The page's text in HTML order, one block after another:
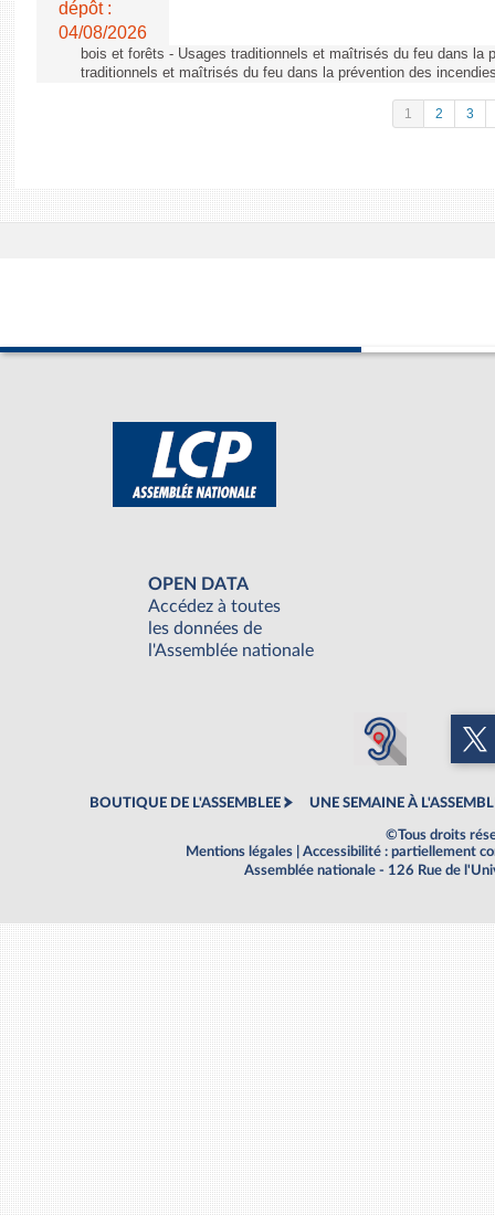
dépôt :
04/08/2026
bois et forêts - Usages traditionnels et maîtrisés du feu dans la
traditionnels et maîtrisés du feu dans la prévention des
1 2 3
OPEN DATA
Accédez à toutes
les données de
l'Assemblée nationale
BOUTIQUE DE L'ASSEMBLEE UNE SEMAINE À
©Tous droits
Mentions légales
Accessibilité : partiellement
Assemblée nationale - 126 Rue de